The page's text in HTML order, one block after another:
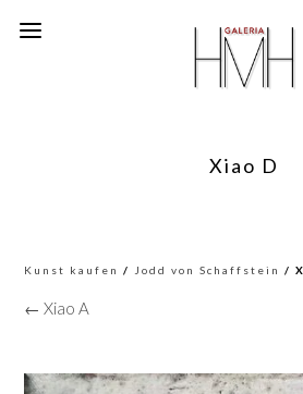
Xiao D
Kunst kaufen / Jodd von Schaffstein /
← Xiao A